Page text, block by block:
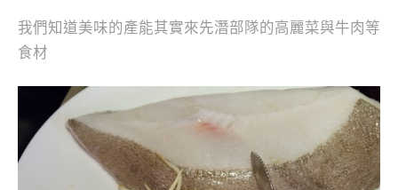
我們知道美味的產能其實來先潛部隊的高麗菜與牛肉等
食材